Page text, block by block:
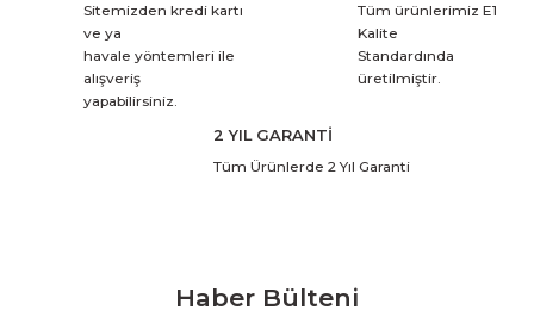
Sitemizden kredi kartı
ve ya
havale yöntemleri ile
alışveriş
yapabilirsiniz.
Tüm ürünlerimiz E1
Kalite
Standardında
üretilmiştir.
2 YIL GARANTİ
Tüm Ürünlerde 2 Yıl Garanti
Haber Bülteni